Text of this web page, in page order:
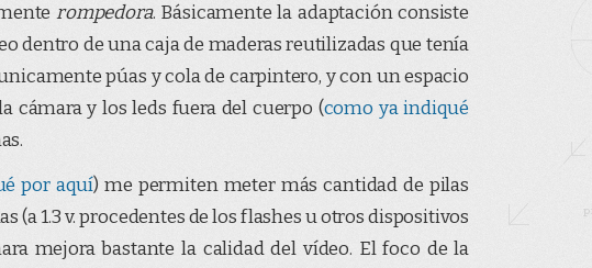
rompedora. Básicamente la adaptación consiste
dentro de una caja de maderas reutilizadas que tenía
púas y cola de carpintero, y con un espacio
cámara y los leds fuera del cuerpo (como ya indiqué
por aquí) me permiten meter más cantidad de pilas
(a 1.3 v. procedentes de los flashes u otros dispositivos
mejora bastante la calidad del vídeo. El foco de la